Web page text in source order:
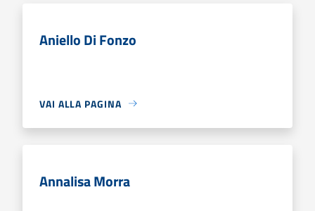
Aniello Di Fonzo
VAI ALLA PAGINA
Annalisa Morra